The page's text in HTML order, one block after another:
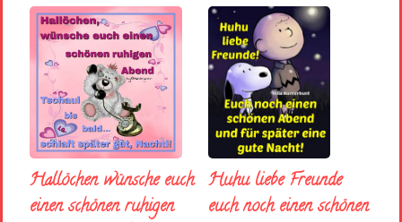
Hallöchen wünsche euch
einen schönen ruhigen
Huhu liebe Freunde
euch noch einen schönen